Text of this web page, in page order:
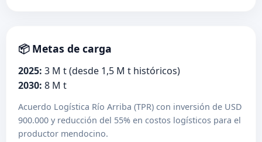
📦 Metas de carga
2025: 3 M t (desde 1,5 M t históricos)
2030: 8 M t
Acuerdo Logística Río Arriba (TPR) con inversión de USD
900.000 y reducción del 55% en costos logísticos para el
productor mendocino.